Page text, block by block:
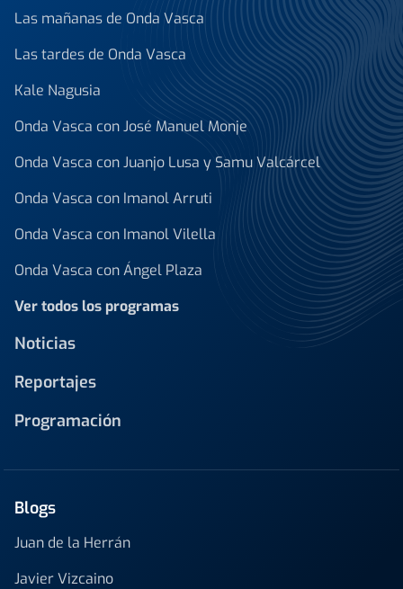
Las mañanas de Onda Vasca
Las tardes de Onda Vasca
Kale Nagusia
Onda Vasca con José Manuel Monje
Onda Vasca con Juanjo Lusa y Samu Valcárcel
Onda Vasca con Imanol Arruti
Onda Vasca con Imanol Vilella
Onda Vasca con Ángel Plaza
Ver todos los programas
Noticias
Reportajes
Programación
Blogs
Juan de la Herrán
Javier Vizcaino